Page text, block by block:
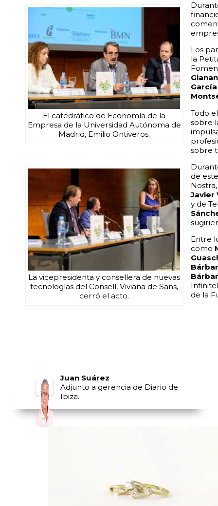
El catedrático de Economía de la
Empresa de la Universidad Autónoma de
Madrid, Emilio Ontiveros.
Los
la
Todo
sobre
sobre
La vicepresidenta y consellera de nuevas
tecnologías del Consell, Viviana de Sans,
cerró el acto.
de
Javier
y de
Entre
como
de la
Juan Suárez
Adjunto a gerencia de Diario de
Ibiza.